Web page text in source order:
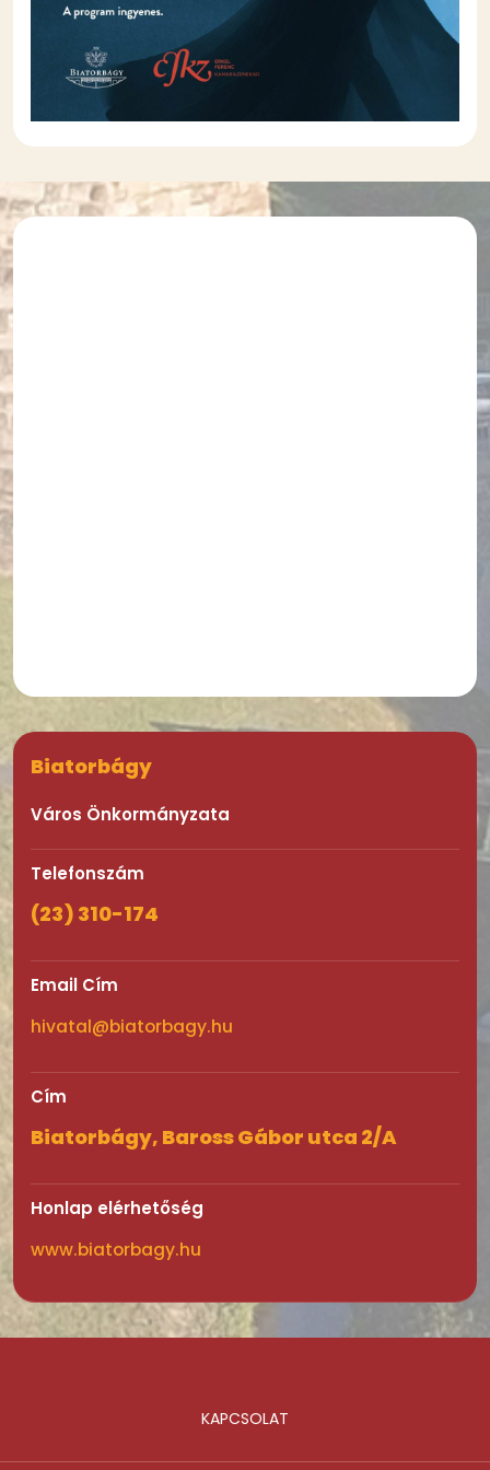
Biatorbágy
Város Önkormányzata
Telefonszám
(23) 310-174
Email Cím
hivatal@biatorbagy.hu
Cím
Biatorbágy, Baross Gábor utca 2/A
Honlap elérhetőség
www.biatorbagy.hu
KAPCSOLAT